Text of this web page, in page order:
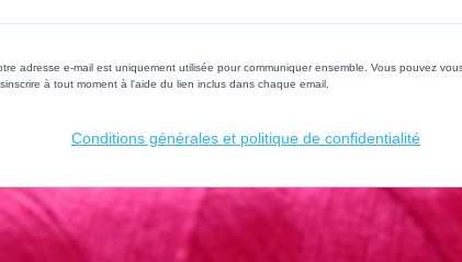
adresse e-mail est uniquement utilisée pour communiquer ensemble. Vous pouvez
à tout moment à l'aide du lien inclus dans chaque email.
Conditions générales et politique de confidentialité